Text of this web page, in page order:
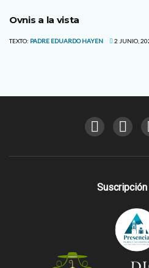
Ovnis a la vista
TEXTO: PADRE EDUARDO HAYEN 2 JUNIO,